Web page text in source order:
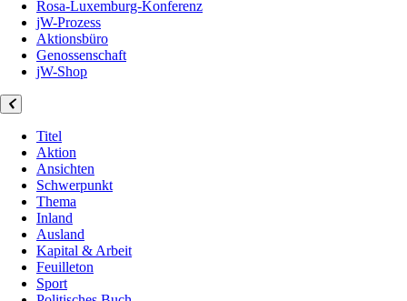
Rosa-Luxemburg-Konferenz
jW-Prozess
Aktionsbüro
Genossenschaft
jW-Shop
Titel
Aktion
Ansichten
Schwerpunkt
Thema
Inland
Ausland
Kapital & Arbeit
Feuilleton
Sport